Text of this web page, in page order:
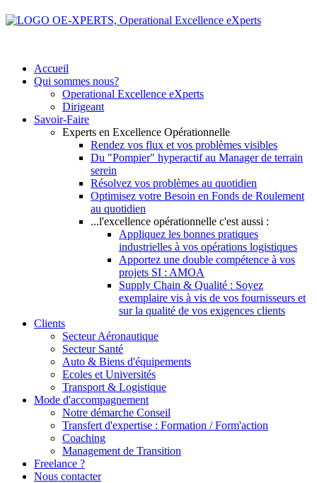
Accueil
Qui sommes nous?
Operational Excellence eXperts
Dirigeant
Savoir-Faire
Experts en Excellence Opérationnelle
Rendez vos flux et vos problèmes visibles
Du "Pompier" hyperactif au Manager de terrain
serein
Résolvez vos problèmes au quotidien
Optimisez votre Besoin en Fonds de Roulement
au quotidien
...l'excellence opérationnelle c'est aussi :
Appliquez les bonnes pratiques
industrielles à vos opérations logistiques
Apportez une double compétence à vos
projets SI : AMOA
Supply Chain & Qualité : Soyez
exemplaire vis à vis de vos fournisseurs et
sur la qualité de vos exigences clients
Clients
Secteur Aéronautique
Secteur Santé
Auto & Biens d'équipements
Ecoles et Universités
Transport & Logistique
Mode d'accompagnement
Notre démarche Conseil
Transfert d'expertise : Formation / Form'action
Coaching
Management de Transition
Freelance ?
Nous contacter